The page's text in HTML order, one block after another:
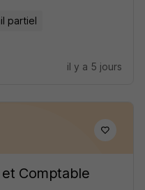
partiel
il y a 5 jours
Comptable